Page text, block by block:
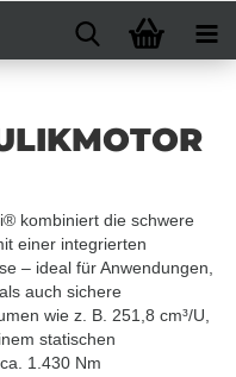
kombiniert die schwere
einer integrierten
– ideal für Anwendungen,
auch sichere
wie z. B. 251,8 cm³/U,
statischen
1.430 Nm